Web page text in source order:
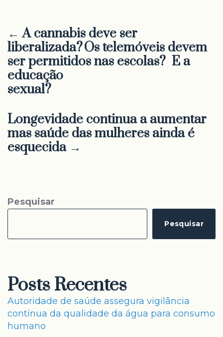
← A cannabis deve ser
liberalizada? Os telemóveis devem
ser permitidos nas escolas? E a
educação
sexual?
Longevidade continua a aumentar
mas saúde das mulheres ainda é
esquecida →
Pesquisar
Pesquisar
Posts Recentes
Autoridade de saúde assegura vigilância
contínua da qualidade da água para consumo
humano